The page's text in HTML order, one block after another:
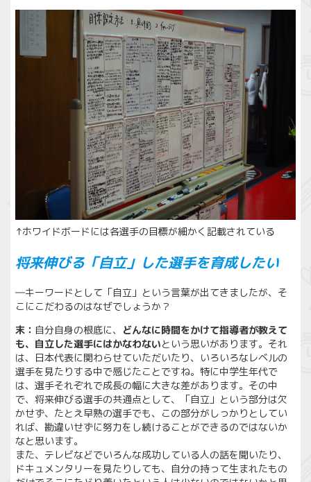
↑ホワイドボードには各選手の目標が細かく記載されている
将来伸びる「自立」した選手を育成したい
―キーワードとして「自立」という言葉が出てきましたが、そ
こにこだわるのはなぜでしょうか？
末： 自分自身の根底に、
どんなに時間をかけて指導者が教えて
も、自立した選手にはかなわないという思いがあります。それ
は、日本代表に関わらせていただいたり、いろいろなレベルの
選手を見たりする中で感じたことですね。特に中学生年代で
は、選手それぞれで成長の幅に大きな差があります。その中
で、将来伸びる選手の共通点として、「自立」という部分は欠
かせず、たとえ早熟の選手でも、この部分がしっかりとしてい
れば、勘違いせずに努力をし続けることができるのではないか
なと思います。
また、テレビなどでいろんな成功している人の話を聞いたり、
ドキュメンタリーを見たりしても、自分の持って生まれたもの